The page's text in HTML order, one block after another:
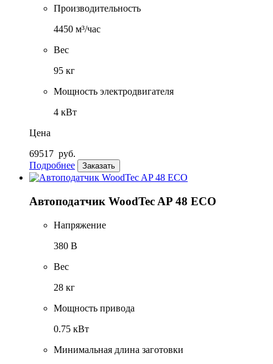
Производительность
4450 м³/час
Вес
95 кг
Мощность электродвигателя
4 кВт
Цена
69517 руб.
Подробнее
Заказать
Автоподатчик WoodTec AP 48 ECO
Напряжение
380 В
Вес
28 кг
Мощность привода
0.75 кВт
Минимальная длина заготовки